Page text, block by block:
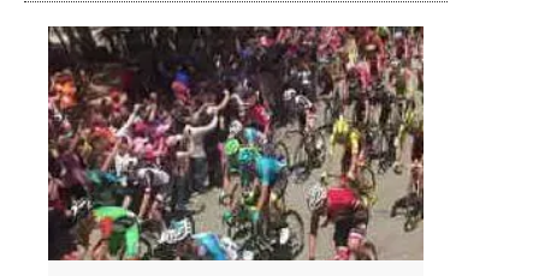
INFO AZIENDE
ABBONATI
ANNUNCI
NECROLOGI
PUBBLICITÀ
SPIAGGE
STORE